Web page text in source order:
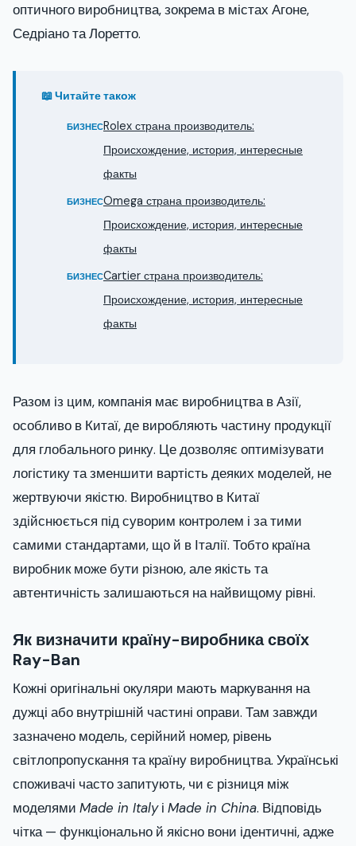
оптичного виробництва, зокрема в містах Агоне,
Седріано та Лоретто.
📖 Читайте також
БИЗНЕСRolex страна производитель:
Происхождение, история, интересные
факты
БИЗНЕСOmega страна производитель:
Происхождение, история, интересные
факты
БИЗНЕСCartier страна производитель:
Происхождение, история, интересные
факты
Разом із цим, компанія має виробництва в Азії,
особливо в Китаї, де виробляють частину продукції
для глобального ринку. Це дозволяє оптимізувати
логістику та зменшити вартість деяких моделей, не
жертвуючи якістю. Виробництво в Китаї
здійснюється під суворим контролем і за тими
самими стандартами, що й в Італії. Тобто країна
виробник може бути різною, але якість та
автентичність залишаються на найвищому рівні.
Як визначити країну-виробника своїх
Ray-Ban
Кожні оригінальні окуляри мають маркування на
дужці або внутрішній частині оправи. Там завжди
зазначено модель, серійний номер, рівень
світлопропускання та країну виробництва. Українські
споживачі часто запитують, чи є різниця між
моделями Made in Italyі Made in China. Відповідь
чітка — функціонально й якісно вони ідентичні, адже